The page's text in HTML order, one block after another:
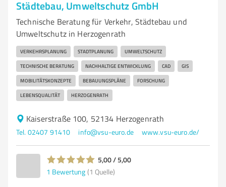
Städtebau, Umweltschutz GmbH
Technische Beratung für Verkehr, Städtebau und
Umweltschutz in Herzogenrath
VERKEHRSPLANUNG STADTPLANUNG UMWELTSCHUTZ
TECHNISCHE BERATUNG NACHHALTIGE ENTWICKLUNG CAD GIS
MOBILITÄTSKONZEPTE BEBAUUNGSPLÄNE FORSCHUNG
LEBENSQUALITÄT HERZOGENRATH
Kaiserstraße 100, 52134 Herzogenrath
Tel. 02407 91410 info@vsu-euro.de www.vsu-euro.de/
5,00 / 5,00
1 Bewertung (1 Quelle)